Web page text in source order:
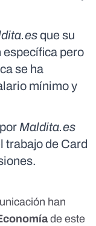
que su
pero
se ha
mínimo y
Maldita.es
trabajo de Card
han
de este